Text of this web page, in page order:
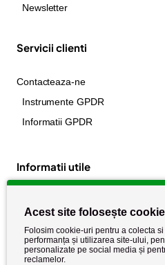
Newsletter
Servicii clienti
Contacteaza-ne
Instrumente GPDR
Informatii GPDR
Informatii utile
Politica de cookie
Acest site folosește
Folosim cookie-uri pentru a colecta
performanța și utilizarea site-ului,
personalizate pe social media și
reclamelor.